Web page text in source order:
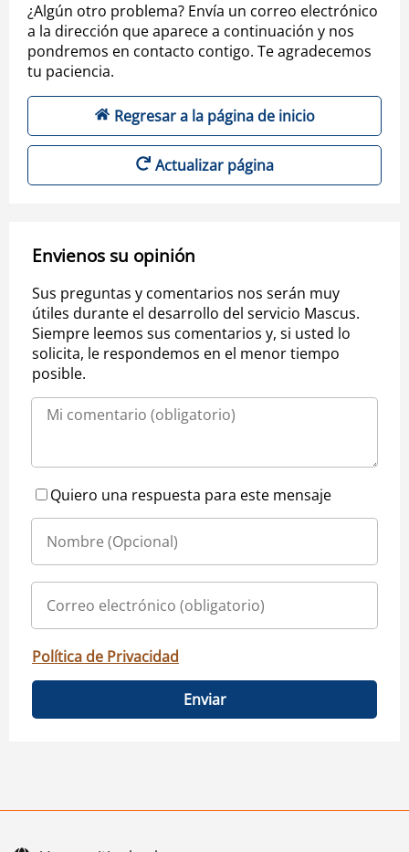
¿Algún otro problema? Envía un correo electrónico
a la dirección que aparece a continuación y nos
pondremos en contacto contigo. Te agradecemos
tu paciencia.
Regresar a la página de inicio
Actualizar página
Envienos su opinión
Sus preguntas y comentarios nos serán muy
útiles durante el desarrollo del servicio Mascus.
Siempre leemos sus comentarios y, si usted lo
solicita, le respondemos en el menor tiempo
posible.
Quiero una respuesta para este mensaje
Política de Privacidad
Enviar